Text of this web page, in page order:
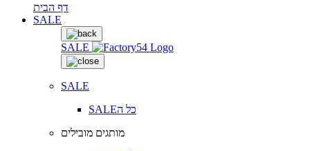
דף הבית
SALE
SALE
SALE
SALEכל ה
מותגים מובילים